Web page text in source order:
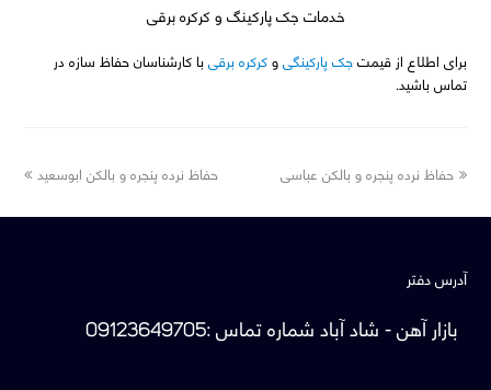
خدمات جک پارکینگ و کرکره برقی
برای اطلاع از قیمتجک پارکینگیوکرکره برقی با کارشناسان حفاظ سازه در
تماس باشید.
previous
حفاظ نرده پنجره و بالکن عباسی
next
حفاظ نرده پنجره و بالکن ابوسعید
آدرس دفتر
بازار آهن - شاد آبادشماره تماس:
09123649705